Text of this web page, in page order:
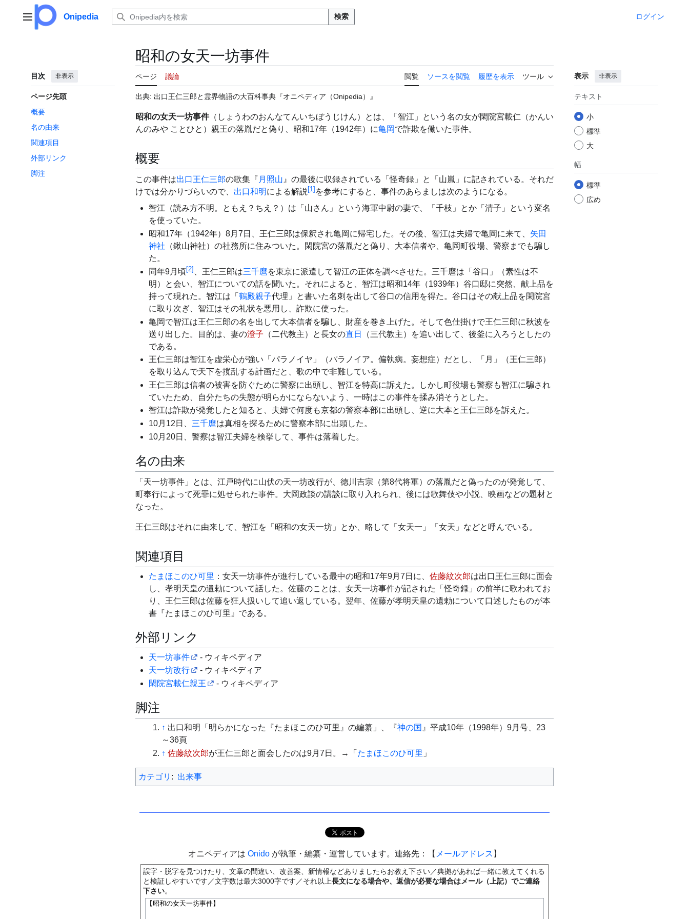
メインメニューOnipedia 検索 ログイン
目次 非表示
ページ先頭
概要
名の由来
関連項目
外部リンク
脚注
昭和の女天一坊事件
ページ 議論 閲覧 ソースを閲覧 履歴を表示 ツール 表示 非表示
テキスト
小
標準
大
幅
標準
広め
出典: 出口王仁三郎と霊界物語の大百科事典『オニペディア（Onipedia）』
昭和の女天一坊事件（しょうわのおんなてんいちぼうじけん）とは、「智江」という名の女が閑院宮載仁（かんい
んのみや ことひと）親王の落胤だと偽り、昭和17年（1942年）に亀岡で詐欺を働いた事件。
概要
この事件は出口王仁三郎の歌集『 月照山 』の最後に収録されている「怪奇録」と「山嵐」に記されている。それだ
けでは分かりづらいので、 出口和明による解説[1] を参考にすると、事件のあらましは次のようになる。
智江（読み方不明。ともえ？ちえ？）は「山さん」という海軍中尉の妻で、「千枝」とか「清子」という変名
を使っていた。
昭和17年（1942年）8月7日、王仁三郎は保釈され亀岡に帰宅した。その後、智江は夫婦で亀岡に来て、 矢田
神社 （鍬山神社）の社務所に住みついた。閑院宮の落胤だと偽り、大本信者や、亀岡町役場、警察までも騙し
た。
同年9月頃[2] 、王仁三郎は三千麿を東京に派遣して智江の正体を調べさせた。三千麿は「谷口」（素性は不
明）と会い、智江についての話を聞いた。それによると、智江は昭和14年（1939年）谷口邸に突然、献上品を
持って現れた。智江は「 鶴殿親子代理」と書いた名刺を出して谷口の信用を得た。谷口はその献上品を閑院宮
に取り次ぎ、智江はその礼状を悪用し、詐欺に使った。
亀岡で智江は王仁三郎の名を出して大本信者を騙し、財産を巻き上げた。そして色仕掛けで王仁三郎に秋波を
送り出した。目的は、妻の澄子 （二代教主）と長女の直日
（三代教主）を追い出して、後釜に入ろうとしたの
である。
王仁三郎は智江を虚栄心が強い「パラノイヤ」（パラノイア。偏執病。妄想症）だとし、「月」（王仁三郎）
を取り込んで天下を撹乱する計画だと、歌の中で非難している。
王仁三郎は信者の被害を防ぐために警察に出頭し、智江を特高に訴えた。しかし町役場も警察も智江に騙され
ていたため、自分たちの失態が明らかにならないよう、一時はこの事件を揉み消そうとした。
智江は詐欺が発覚したと知ると、夫婦で何度も京都の警察本部に出頭し、逆に大本と王仁三郎を訴えた。
10月12日、 三千麿は真相を探るために警察本部に出頭した。
10月20日、警察は智江夫婦を検挙して、事件は落着した。
名の由来
「天一坊事件」とは、江戸時代に山伏の天一坊改行が、徳川吉宗（第8代将軍）の落胤だと偽ったのが発覚して、
町奉行によって死罪に処せられた事件。大岡政談の講談に取り入れられ、後には歌舞伎や小説、映画などの題材と
なった。
王仁三郎はそれに由来して、智江を「昭和の女天一坊」とか、略して「女天一」「女天」などと呼んでいる。
関連項目
たまほこのひ可里 ：女天一坊事件が進行している最中の昭和17年9月7日に、 佐藤紋次郎は出口王仁三郎に面会
し、孝明天皇の遺勅について話した。佐藤のことは、女天一坊事件が記された「怪奇録」の前半に歌われてお
り、王仁三郎は佐藤を狂人扱いして追い返している。翌年、佐藤が孝明天皇の遺勅について口述したものが本
書『たまほこのひ可里』である。
外部リンク
天一坊事件
- ウィキペディア
天一坊改行
- ウィキペディア
閑院宮載仁親王
- ウィキペディア
脚注
↑ 出口和明「明らかになった『たまほこのひ可里』の編纂」、『神の国 』平成10年（1998年）9月号、23
～36頁
↑ 佐藤紋次郎が王仁三郎と面会したのは9月7日。→「 たまほこのひ可里 」
カテゴリ : 出来事
オニペディアは Onidoが執筆・編纂・運営しています。連絡先：【 メールアドレス 】
誤字・脱字を見つけたり、文章の間違い、改善案、新情報などありましたらお教え下さい／典拠があれば一緒に教えてくれる
と検証しやすいです／文字数は最大3000字です／それ以上長文になる場合や、返信が必要な場合はメール（上記）でご連絡
下さい。